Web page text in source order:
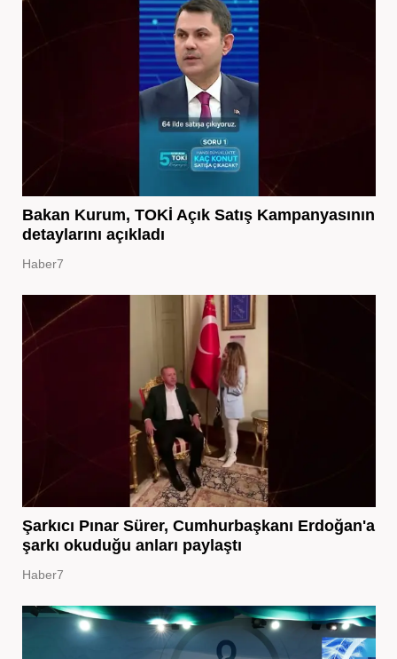
Bakan Kurum, TOKİ Açık Satış Kampanyasının
detaylarını açıkladı
Haber7
Şarkıcı Pınar Sürer, Cumhurbaşkanı Erdoğan'a
şarkı okuduğu anları paylaştı
Haber7